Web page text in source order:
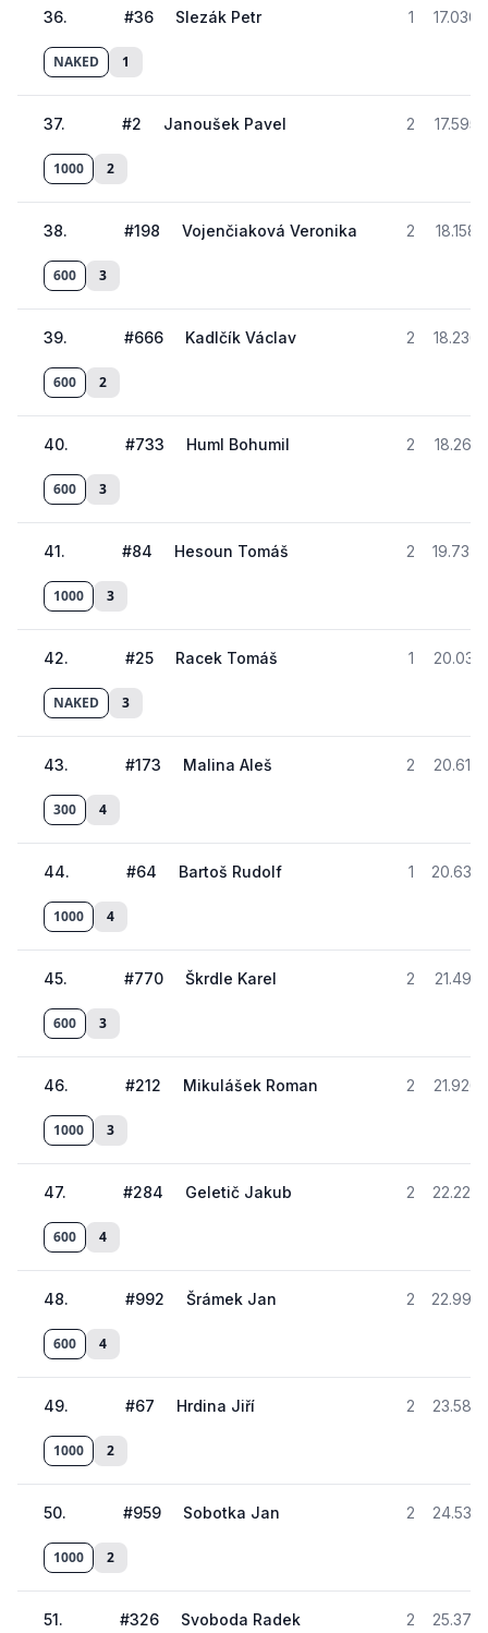
36. #36 Slezák Petr 1 17.030
NAKED 1
37. #2 Janoušek Pavel 2 17.595
1000 2
38. #198 Vojenčiaková Veronika 2 18.158
600 3
39. #666 Kadlčík Václav 2 18.236
600 2
40. #733 Huml Bohumil 2 18.261
600 3
41. #84 Hesoun Tomáš 2 19.737
1000 3
42. #25 Racek Tomáš 1 20.031
NAKED 3
43. #173 Malina Aleš 2 20.615
300 4
44. #64 Bartoš Rudolf 1 20.639
1000 4
45. #770 Škrdle Karel 2 21.491
600 3
46. #212 Mikulášek Roman 2 21.926
1000 3
47. #284 Geletič Jakub 2 22.223
600 4
48. #992 Šrámek Jan 2 22.990
600 4
49. #67 Hrdina Jiří 2 23.582
1000 2
50. #959 Sobotka Jan 2 24.535
1000 2
51. #326 Svoboda Radek 2 25.372